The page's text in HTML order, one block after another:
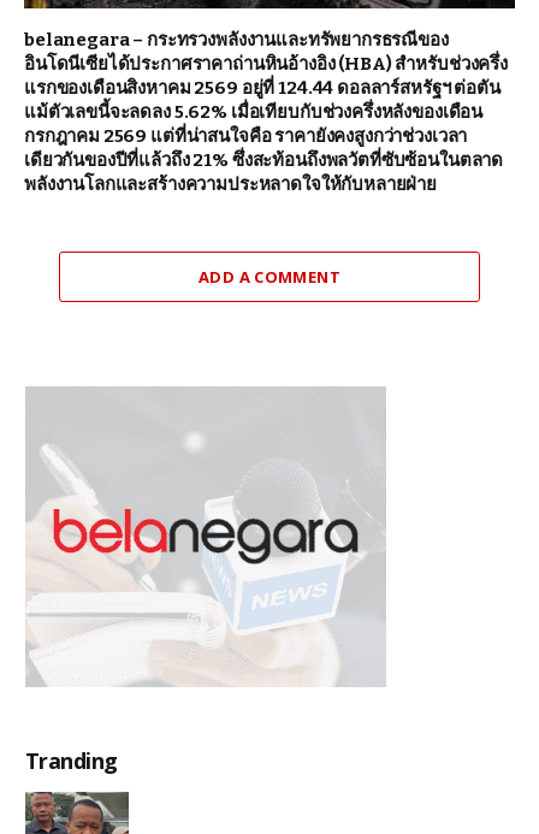
belanegara – กระทรวงพลังงานและทรัพยากรธรณีของ
อินโดนีเซียได้ประกาศราคาถ่านหินอ้างอิง (HBA) สำหรับช่วงครึ่ง
แรกของเดือนสิงหาคม 2569 อยู่ที่ 124.44 ดอลลาร์สหรัฐฯ ต่อตัน
แม้ตัวเลขนี้จะลดลง 5.62% เมื่อเทียบกับช่วงครึ่งหลังของเดือน
กรกฎาคม 2569 แต่ที่น่าสนใจคือ ราคายังคงสูงกว่าช่วงเวลา
เดียวกันของปีที่แล้วถึง 21% ซึ่งสะท้อนถึงพลวัตที่ซับซ้อนในตลาด
พลังงานโลกและสร้างความประหลาดใจให้กับหลายฝ่าย
ADD A COMMENT
Tranding